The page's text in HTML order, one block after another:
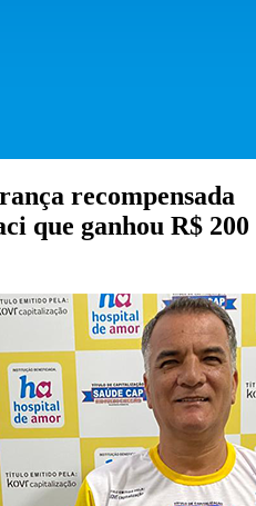
recompensada
que ganhou R$ 200